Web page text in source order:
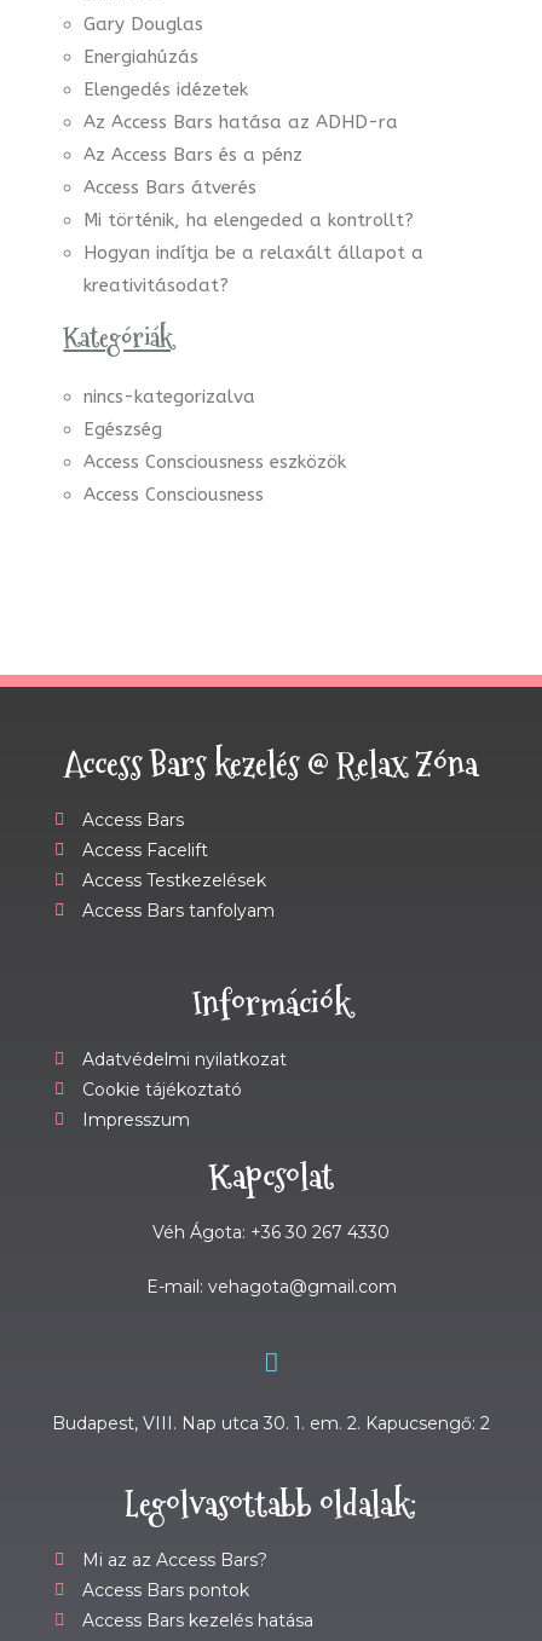
Gary Douglas
Energiahúzás
Elengedés idézetek
Az Access Bars hatása az ADHD-ra
Az Access Bars és a pénz
Access Bars átverés
Mi történik, ha elengeded a kontrollt?
Hogyan indítja be a relaxált állapot a
kreativitásodat?
Kategóriák
nincs-kategorizalva
Egészség
Access Consciousness eszközök
Access Consciousness
Access Bars kezelés @ Relax Zóna
Access Bars
Access Facelift
Access Testkezelések
Access Bars tanfolyam
Információk
Adatvédelmi nyilatkozat
Cookie tájékoztató
Impresszum
Kapcsolat
Véh Ágota: +36 30 267 4330
E-mail: vehagota@gmail.com
Budapest, VIII. Nap utca 30. 1. em. 2. Kapucsengő: 2
Legolvasottabb oldalak:
Mi az az Access Bars?
Access Bars pontok
Access Bars kezelés hatása